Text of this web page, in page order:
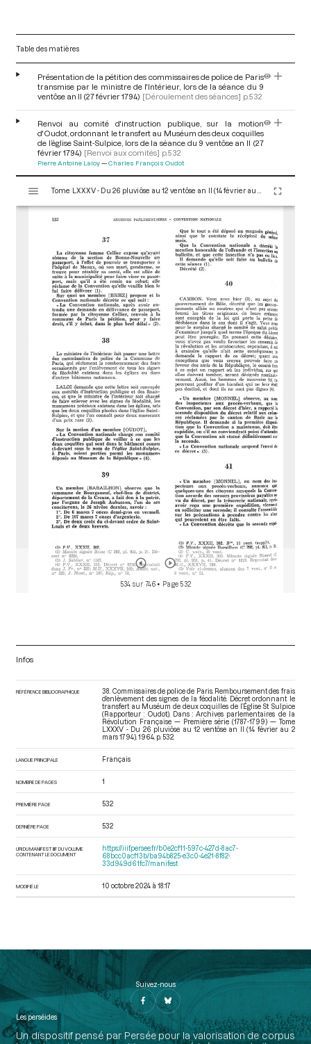
Table des matières
Présentation de la pétition des commissaires de police de Paris
transmise par le ministre de l'Intérieur, lors de la séance du 9
ventôse an II (27 février 1794) [Déroulement des séances] p.532
Renvoi au comité d'instruction publique, sur la motion
d'Oudot, ordonnant le transfert au Muséum des deux coquilles
de l’église Saint-Sulpice, lors de la séance du 9 ventôse an II (27
février 1794) [Renvoi aux comités] p.532
Pierre Antoine Laloy Charles François Oudot
s
534 sur 746 • Page 532
Infos
RÉFÉRENCE BIBLIOGRAPHIQUE
38. Commissaires de police de Paris. Remboursement des frais
d’enlèvement des signes de la féodalité. Décret ordonnant le
transfert au Muséum de deux coquilles de l’Église St Sulpice
(Rapporteur : Oudot). Dans : Archives parlementaires de la
Révolution Française — Première série (1787-1799) — Tome
LXXXV - Du 26 pluviôse au 12 ventôse an II (14 février au 2
mars 1794) . 1964. p. 532.
LANGUE PRINCIPALE Français
NOMBRE DE PAGES 1
PREMIÈRE PAGE 532
DERNIÈRE PAGE 532
URI DU MANIFEST IIIF DU VOLUME
CONTENANT LE DOCUMENT
https://iiif.persee.fr/b0e2cf11-597c-427d-8ac7-
68bcc0acf13b/ba94b825-e3c0-4e21-8f82-
33d949d61fc7/manifest
MODIFIÉ LE 10 octobre 2024 à 18:17
Suivez-nous
Les perséides
Un dispositif pensé par Persée pour la valorisation de corpus